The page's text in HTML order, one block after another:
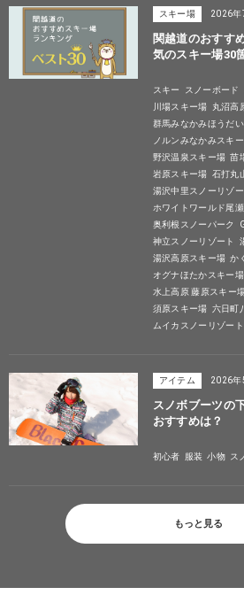
スキー場 2026年
関越道のおすす
気のスキー場30
スキー スノーボード
川場スキー場
丸沼高
群馬みなかみほうだ
ノルンみなかみスキ
野沢温泉スキー場 苗
岩原スキー場 石打丸
湯沢中里スノーリゾー
ホワイトワールド尾
奥利根スノーパーク
神立スノーリゾート
湯沢高原スキー場 か
オグナほたかスキー場
水上高原 藤原スキー
須原スキー場 六日町
ムイカスノーリゾート
アイテム 2026年
スノボブーツの
おすすめは？
初心者 服装 小物 ス
もっと見る